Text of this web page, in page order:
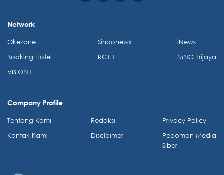
Network
Okezone
Booking Hotel
VISION+
Sindonews
RCTI+
iNews
MNC Trijaya
Company Profile
Tentang Kami
Kontak Kami
Redaksi
Disclaimer
Privacy Policy
Pedoman Media
Siber